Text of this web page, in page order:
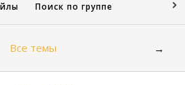
Поиск по группе
Все темы →